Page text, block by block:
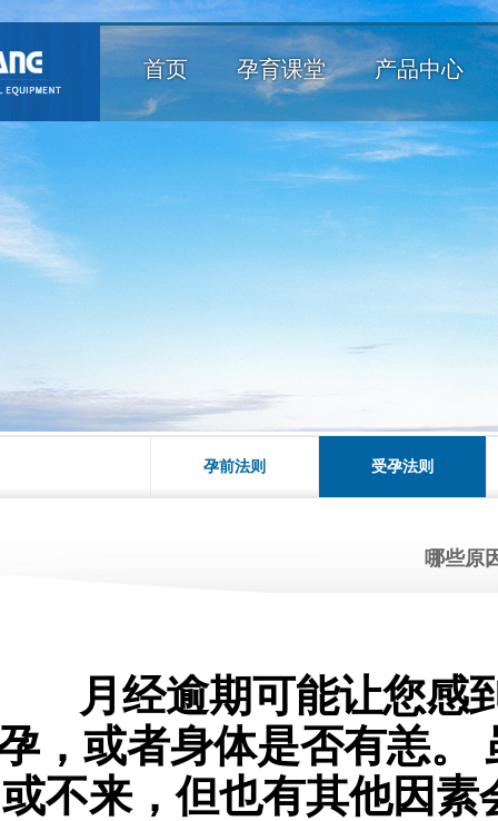
首页 孕育课堂 产品中心
孕前法则 受孕法则
哪些原
月经逾期可能让您感
，或者身体是否有恙。
或不来，但也有其他因